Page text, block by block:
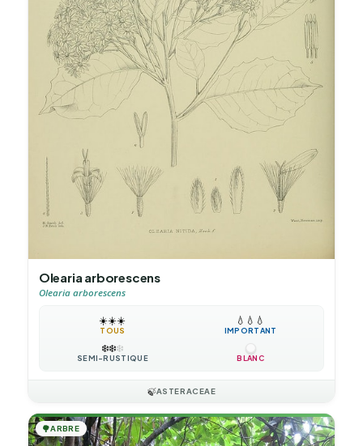
Olearia arborescens
Olearia arborescens
☀️☀️☀️
TOUS
💧 💧 💧
IMPORTANT
❄️❄️❄️
SEMI-RUSTIQUE BLANC
🍃ASTERACEAE
🌳ARBRE